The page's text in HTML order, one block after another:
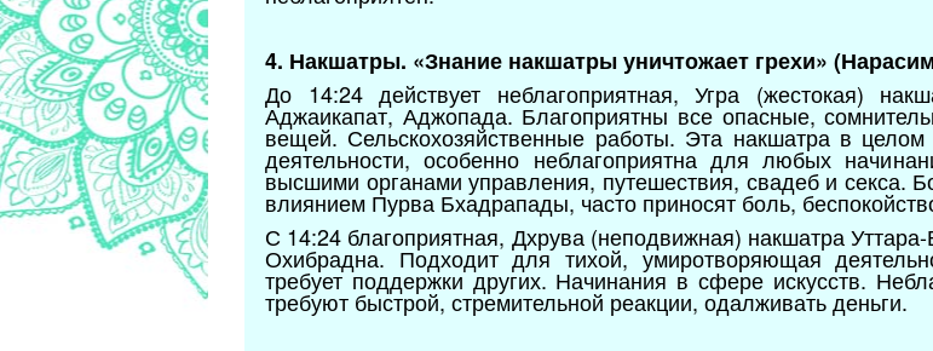
4. Накшатры. «Знание накшатры уничтожает грехи»
До 14:24 действует неблагоприятная, Угра (жестокая)
Аджаикапат, Аджопада. Благоприятны все опасные,
вещей. Сельскохозяйственные работы. Эта накшатра в
деятельности, особенно неблагоприятна для любых
высшими органами управления, путешествия, свадеб и секса.
влиянием Пурва Бхадрапады, часто приносят боль,
С 14:24 благоприятная, Дхрува (неподвижная) накшатра
Охибрадна. Подходит для тихой, умиротворяющая
требует поддержки других. Начинания в сфере искусств.
требуют быстрой, стремительной реакции, одалживать деньги.